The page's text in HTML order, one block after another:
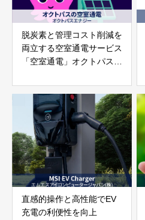
脱炭素と管理コスト削減を
両立する空室通電サービス
「空室通電」オクトパスエ
直感的操作と高性能でEV
充電の利便性を向上